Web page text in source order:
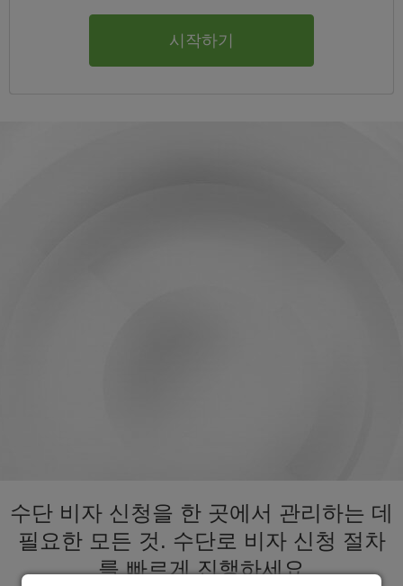
시작하기
수단 비자 신청을 한 곳에서 관리하는 데
필요한 모든 것. 수단로 비자 신청 절차
를 빠르게 진행하세요